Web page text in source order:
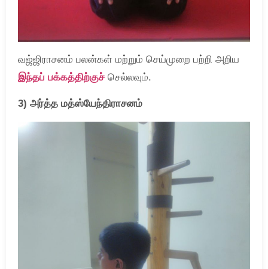
வஜ்ஜிராசனம் பலன்கள் மற்றும் செய்முறை பற்றி அறிய
இந்தப் பக்கத்திற்குச்செல்லவும்.
3) அர்த்த மத்ஸ்யேந்திராசனம்